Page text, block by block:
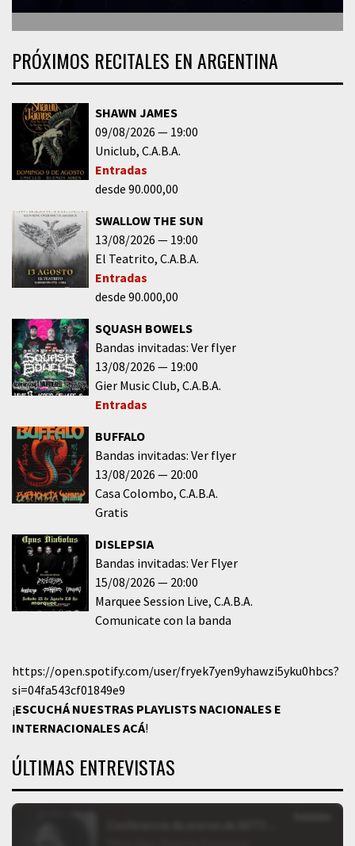
PRÓXIMOS RECITALES EN ARGENTINA
SHAWN JAMES
09/08/2026
19:00
Uniclub C.A.B.A.
Entradas
desde 90.000,00
SWALLOW THE SUN
13/08/2026
19:00
El Teatrito C.A.B.A.
Entradas
desde 90.000,00
SQUASH BOWELS
Bandas invitadas: Ver flyer
13/08/2026
19:00
Gier Music Club C.A.B.A.
Entradas
BUFFALO
Bandas invitadas: Ver flyer
13/08/2026
20:00
Casa Colombo C.A.B.A.
Gratis
DISLEPSIA
Bandas invitadas: Ver Flyer
15/08/2026
20:00
Marquee Session Live C.A.B.A.
Comunicate con la banda
https://open.spotify.com/user/fryek7yen9yhawzi5yku0hbcs?
si=04fa543cf01849e9
¡ESCUCHÁ NUESTRAS PLAYLISTS NACIONALES E
INTERNACIONALESACÁ!
ÚLTIMAS ENTREVISTAS